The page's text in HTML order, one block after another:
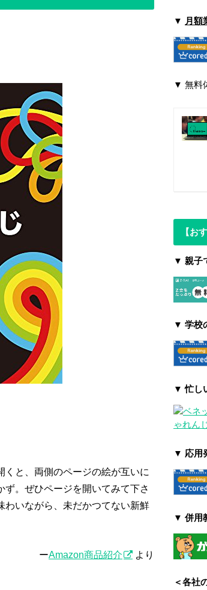
と、両側のページの絵が互いに
。ぜひページを開いてみて下さ
わいながら、未だかつてない新鮮
ーAmazon商品紹介 より
▼ 月額
▼ 無料
【お
▼ 親子
▼ 学校
▼ 忙し
▼ 応用
▼ 併用
＜各社